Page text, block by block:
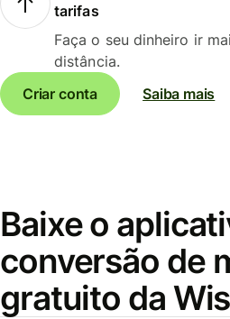
tarifas
Faça o seu dinheiro ir
distância.
Criar conta
Saiba mais
Baixe o
conversão de
gratuito da